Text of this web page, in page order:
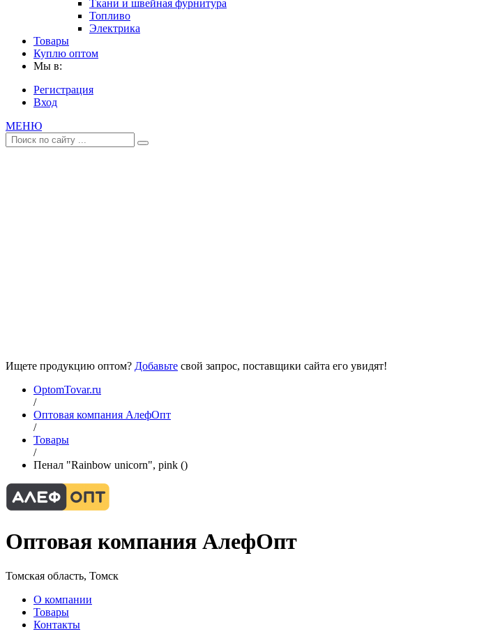
Ткани и швейная фурнитура
Топливо
Электрика
Товары
Куплю оптом
Мы в:
Регистрация
Вход
МЕНЮ
Ищете продукцию оптом? Добавьте свой запрос, поставщики сайта его увидят!
OptomTovar.ru
/
Оптовая компания АлефОпт
/
Товары
/
Пенал "Rainbow unicorn", pink ()
Оптовая компания АлефОпт
Томская область, Томск
О компании
Товары
Контакты